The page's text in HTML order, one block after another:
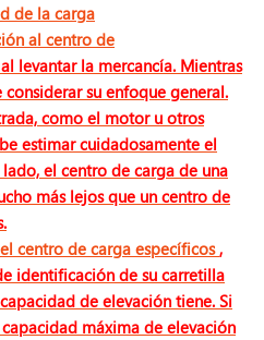
de la carga
al centro de
levantar la mercancía. Mientras
su enfoque general.
como el motor u otros
estimar cuidadosamente el
el centro de carga de una
más lejos que un centro de
centro de carga específicos ,
identificación de su carretilla
de elevación tiene. Si
máxima de elevación